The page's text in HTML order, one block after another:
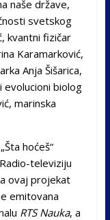
naše države,
svetskog
kvantni fizičar
Karamarković,
Anja Šišarica,
evolucioni biolog
marinska
hoćeš“
televiziju
ovaj projekat
emitovana
RTS Nauka, a